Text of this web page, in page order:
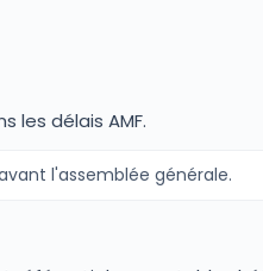
les délais AMF.
avant l'assemblée générale.